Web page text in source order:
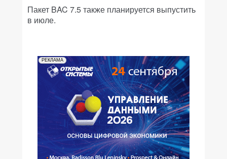
Пакет BAC 7.5 также планируется выпустить
в июле.
РЕКЛАМА